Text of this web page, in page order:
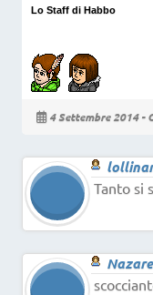
Lo Staff di Habbo
4 Settembre 2014 -
Tanto si